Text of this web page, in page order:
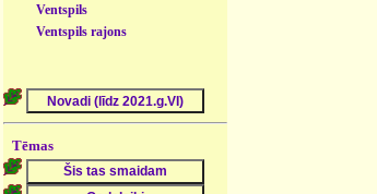
Ventspils
Ventspils rajons
Tēmas